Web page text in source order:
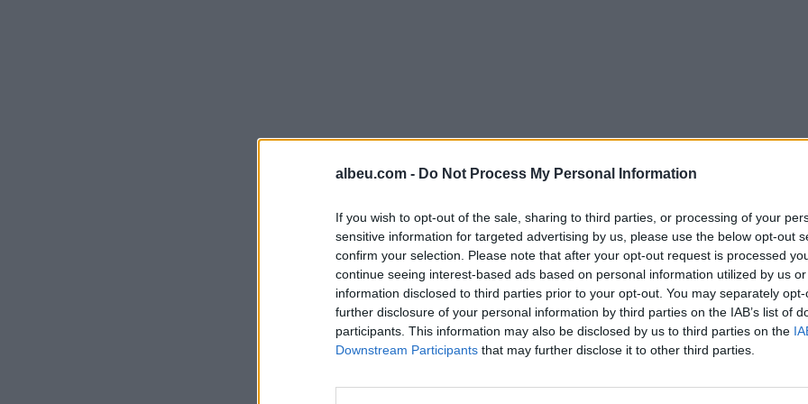
albeu.com - Do Not Process My Personal Information
If you wish to opt-out of the sale, sharing to third parties, or processing of your
sensitive information for targeted advertising by us, please use the below opt-out
confirm your selection. Please note that after your opt-out request is processed
continue seeing interest-based ads based on personal information utilized by us
information disclosed to third parties prior to your opt-out. You may separately
further disclosure of your personal information by third parties on the IAB’s list of
participants. This information may also be disclosed by us to third parties on the
Downstream Participants that may further disclose it to other third parties.